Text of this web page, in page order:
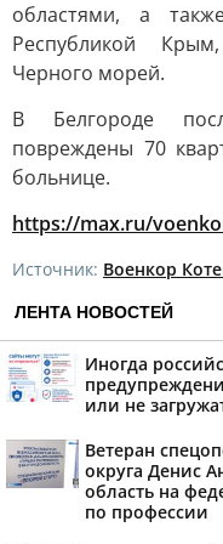
областями, а
Республикой
Черного морей.
В Белгороде
повреждены 70
больнице.
https://max.ru/
Источник: Военкор
ЛЕНТА НОВОСТЕЙ
Иногда
или не
Ветеран
округа Денис
область на
по профессии